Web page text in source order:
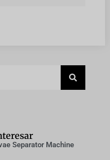
Separator Machine